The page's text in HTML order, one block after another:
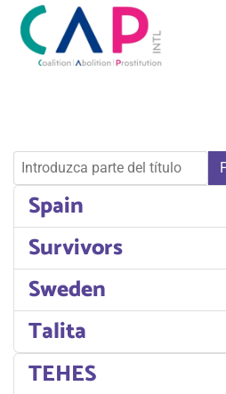
Introduzca parte del título
Spain
Survivors
Sweden
Talita
TEHES